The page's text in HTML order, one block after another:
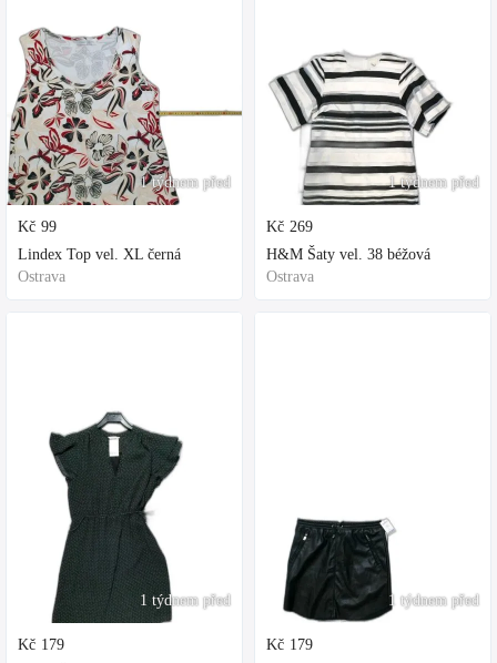
1 týdnem před
Kč 99
Lindex Top vel. XL černá
Ostrava
1 týdnem před
Kč 179
1 týdnem před
Kč 269
H&M Šaty vel. 38 béžová
Ostrava
1 týdnem před
Kč 179